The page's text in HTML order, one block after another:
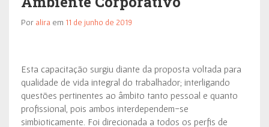
Por alira em 11 de junho de 2019
Esta capacitação surgiu diante da proposta voltada para
qualidade de vida integral do trabalhador; interligando
questões pertinentes ao âmbito tanto pessoal e quanto
profissional, pois ambos interdependem-se
simbioticamente. Foi direcionada a todos os perfis de